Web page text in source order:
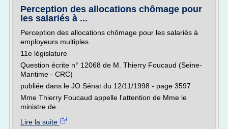
Perception des allocations chômage pour
les salariés à ...
Perception des allocations chômage pour les salariés à
employeurs multiples
11e législature
Question écrite n° 12068 de M. Thierry Foucaud (Seine-
Maritime - CRC)
publiée dans le JO Sénat du 12/11/1998 - page 3597
Mme Thierry Foucaud appelle l'attention de Mme le
ministre de...
Lire la suite